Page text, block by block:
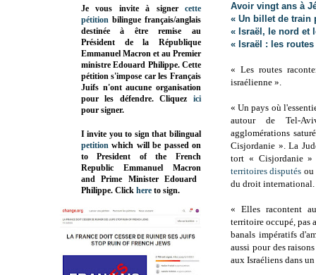
Avoir vingt ans à
« Un billet de train
« Israël, le nord et
« Israël : les routes
« Les routes
israélienne ».
« Un pays où
autour de Tel-
agglomérations
Cisjordanie ». La
tort « Cisjordanie
territoires disputés ou
du droit international.
« Elles racontent
territoire occupé, pas
banals impératifs
aussi pour des
aux Israéliens dans
Je vous invite à signer cette
pétition bilingue français/anglais
destinée à être remise au
Président de la République
Emmanuel Macron et au Premier
ministre Edouard Philippe. Cette
pétition s'impose car les Français
Juifs n'ont aucune organisation
pour les défendre. Cliquez
ici
pour signer.
I invite you to sign that bilingual
petition which will be passed on
to President of the French
Republic Emmanuel Macron
and Prime MinisterEdouard
Philippe. Click here to sign.